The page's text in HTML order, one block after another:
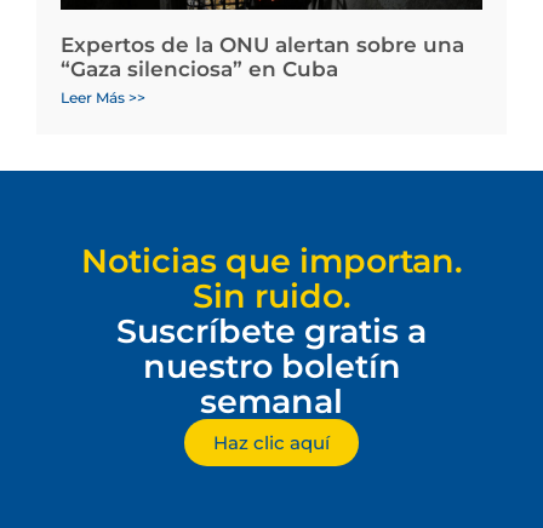
Expertos de la ONU alertan sobre una
“Gaza silenciosa” en Cuba
Leer Más >>
Noticias que importan.
Sin ruido.
Suscríbete gratis a
nuestro boletín
semanal
Haz clic aquí